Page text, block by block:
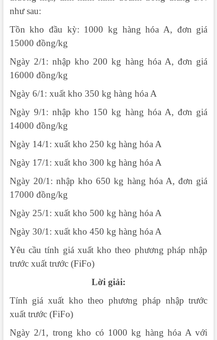
như sau:
Tồn kho đầu kỳ: 1000 kg hàng hóa A, đơn giá
15000 đồng/kg
Ngày 2/1: nhập kho 200 kg hàng hóa A, đơn giá
16000 đồng/kg
Ngày 6/1: xuất kho 350 kg hàng hóa A
Ngày 9/1: nhập kho 150 kg hàng hóa A, đơn giá
14000 đồng/kg
Ngày 14/1: xuất kho 250 kg hàng hóa A
Ngày 17/1: xuất kho 300 kg hàng hóa A
Ngày 20/1: nhập kho 650 kg hàng hóa A, đơn giá
17000 đồng/kg
Ngày 25/1: xuất kho 500 kg hàng hóa A
Ngày 30/1: xuất kho 450 kg hàng hóa A
Yêu cầu tính giá xuất kho theo phương pháp nhập
trước xuất trước (FiFo)
Lời giải:
Tính giá xuất kho theo phương pháp nhập trước
xuất trước (FiFo)
Ngày 2/1, trong kho có 1000 kg hàng hóa A với